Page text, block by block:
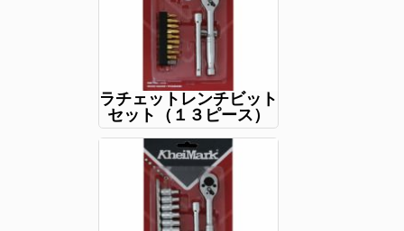
ラチェットレンチビット
セット（１３ピース）